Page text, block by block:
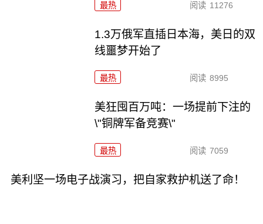
最热 阅读 11276
1.3万俄军直插日本海，美日的双
线噩梦开始了
最热 阅读 8995
美狂囤百万吨：一场提前下注的
\"铜牌军备竞赛\"
最热 阅读 7059
美利坚一场电子战演习，把自家救护机送了命！